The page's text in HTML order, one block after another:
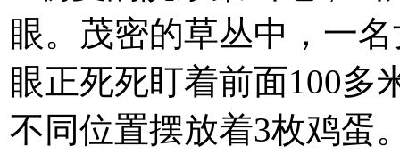
眼。茂密的草丛中，一
眼正死死盯着前面100多
不同位置摆放着3枚鸡蛋